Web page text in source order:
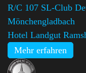
R/C 107 SL-Club
Mönchengladbach
Hotel Landgut
Mehr erfahren